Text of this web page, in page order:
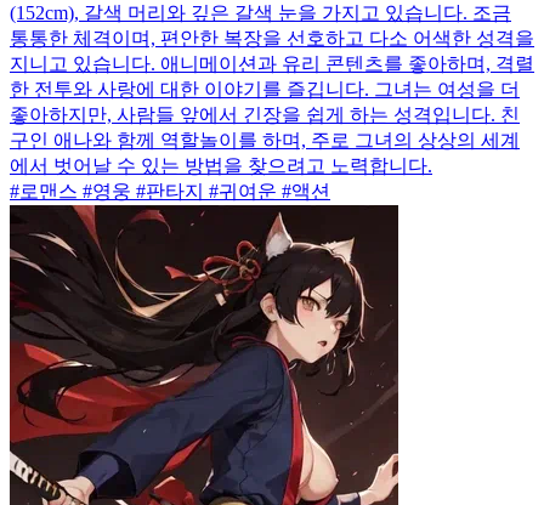
(152cm), 갈색 머리와 깊은 갈색 눈을 가지고 있습니다. 조금
통통한 체격이며, 편안한 복장을 선호하고 다소 어색한 성격을
지니고 있습니다. 애니메이션과 유리 콘텐츠를 좋아하며, 격렬
한 전투와 사랑에 대한 이야기를 즐깁니다. 그녀는 여성을 더
좋아하지만, 사람들 앞에서 긴장을 쉽게 하는 성격입니다. 친
구인 애나와 함께 역할놀이를 하며, 주로 그녀의 상상의 세계
에서 벗어날 수 있는 방법을 찾으려고 노력합니다.
#로맨스 #영웅 #판타지 #귀여운 #액션